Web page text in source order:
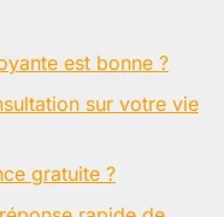
est bonne ?
sur votre vie
gratuite ?